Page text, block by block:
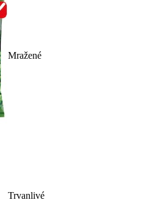
Mražené
Trvanlivé